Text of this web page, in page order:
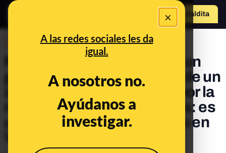
×
A las redes sociales les da
igual.
A nosotros no.
Ayúdanos a
investigar.
Hazte Maldito
No, este vídeo no muestra un
gorila que se ha escapado de un
zoo durante las protestas por la
muerte de un joven en París: es
una escultura de un edificio en